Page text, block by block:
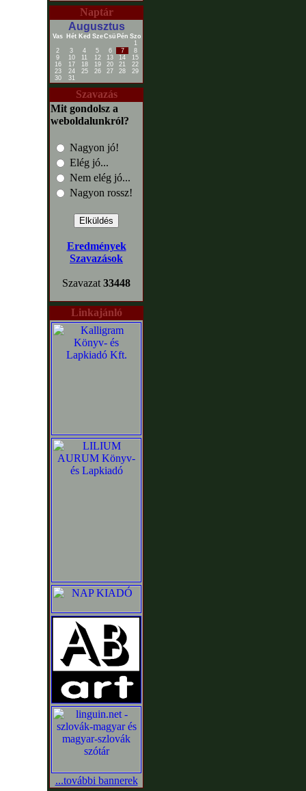
Naptár
Augusztus
Vas Hét Ked SzeCsü Pén Szo
1
2
3 4 5 6 7
8
9
10 11 12 13 14
15
16
17 18 19 20 21
22
23
24 25 26 27 28
29
30
31
Szavazás
Mit gondolsz a
weboldalunkról?
Nagyon jó!
Elég jó...
Nem elég jó...
Nagyon rossz!
Eredmények
Szavazások
Szavazat 33448
Linkajánló
...további bannerek